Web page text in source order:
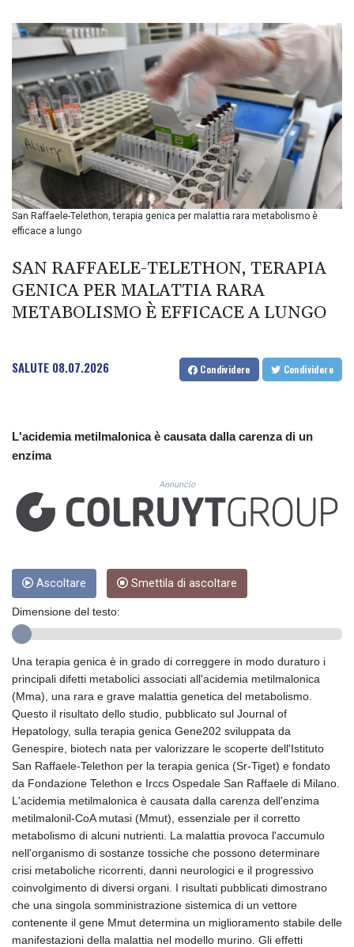
BMD 1.154295
BND 1.479784
BOB 13.958027
BRL 5.910221
BSD 1.15401
BTN 109.825872
BWP 15.607777
BYN 3.416732
BYR 22624.173581
BZD 2.320918
CAD 1.615637
CDF 2609.859744
CLP 1055.048443
CNY 7.791054
CNH 7.789111
COP 3672.942237
CUC 1.154295
CUP 30.588806
DKK 7.475304
DZD 153.502688
EGP 57.471515
ERN 17.314419
ETB 186.262401
FKP 0.857432
GBP 0.857122
GEL 3.018477
GMD 84.842311
GTQ 8.805348
HNL 30.930577
HRK 7.534661
HTG 150.888179
IDR 20659.564222
ILS 3.476689
IMP 0.857432
INR 109.925261
IQD 1511.781564
1586924.175584
San Raffaele-Telethon, terapia genica per malattia rara metabolismo è
efficace a lungo
SAN RAFFAELE-TELETHON, TERAPIA
GENICA PER MALATTIA RARA
METABOLISMO È EFFICACE A LUNGO
SALUTE 08.07.2026 Condividere Condividere
L'acidemia metilmalonica è causata dalla carenza di un
enzima
Annuncio
Ascoltare Smettila di ascoltare
Dimensione del testo:
Una terapia genica è in grado di correggere in modo duraturo i
principali difetti metabolici associati all'acidemia metilmalonica
(Mma), una rara e grave malattia genetica del metabolismo.
Questo il risultato dello studio, pubblicato sul Journal of
Hepatology, sulla terapia genica Gene202 sviluppata da
Genespire, biotech nata per valorizzare le scoperte dell'Istituto
San Raffaele-Telethon per la terapia genica (Sr-Tiget) e fondato
da Fondazione Telethon e Irccs Ospedale San Raffaele di Milano.
L'acidemia metilmalonica è causata dalla carenza dell'enzima
metilmalonil-CoA mutasi (Mmut), essenziale per il corretto
metabolismo di alcuni nutrienti. La malattia provoca l'accumulo
nell'organismo di sostanze tossiche che possono determinare
crisi metaboliche ricorrenti, danni neurologici e il progressivo
coinvolgimento di diversi organi. I risultati pubblicati dimostrano
che una singola somministrazione sistemica di un vettore
contenente il gene Mmut determina un miglioramento stabile delle
manifestazioni della malattia nel modello murino. Gli effetti